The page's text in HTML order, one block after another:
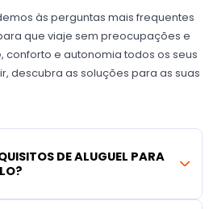
às perguntas mais frequentes
que viaje sem preocupações e
e autonomia todos os seus
descubra as soluções para as suas
DE ALUGUEL PARA